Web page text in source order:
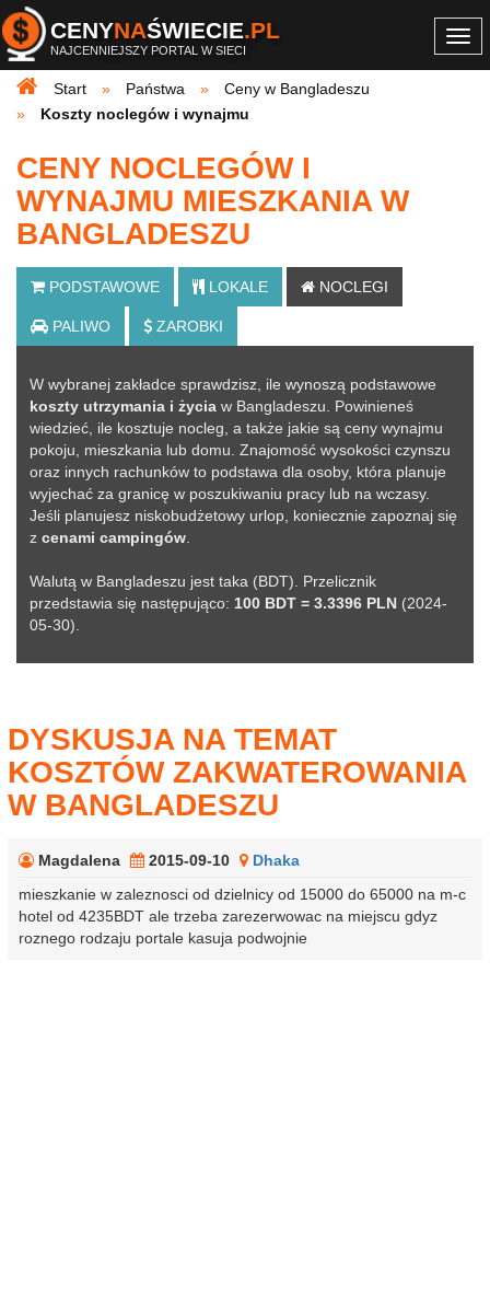
CENYNAŚWIECIE.PL
NAJCENNIEJSZY PORTAL W SIECI
Start
Państwa
Ceny w Bangladeszu
Koszty noclegów i wynajmu
CENY NOCLEGÓW I
WYNAJMU MIESZKANIA W
BANGLADESZU
PODSTAWOWE LOKALE NOCLEGI
PALIWO ZAROBKI
W wybranej zakładce sprawdzisz, ile wynoszą podstawowe
koszty utrzymania i życia w Bangladeszu. Powinieneś
wiedzieć, ile kosztuje nocleg, a także jakie są ceny wynajmu
pokoju, mieszkania lub domu. Znajomość wysokości czynszu
oraz innych rachunków to podstawa dla osoby, która planuje
wyjechać za granicę w poszukiwaniu pracy lub na wczasy.
Jeśli planujesz niskobudżetowy urlop, koniecznie zapoznaj się
z cenami campingów
Walutą w Bangladeszu jest taka (BDT). Przelicznik
przedstawia się następująco: 100 BDT = 3.3396 PLN (2024-
05-30).
DYSKUSJA NA TEMAT
KOSZTÓW ZAKWATEROWANIA
W BANGLADESZU
Magdalena 2015-09-10
Dhaka
mieszkanie w zaleznosci od dzielnicy od 15000 do 65000 na m-c
hotel od 4235BDT ale trzeba zarezerwowac na miejscu gdyz
roznego rodzaju portale kasuja podwojnie